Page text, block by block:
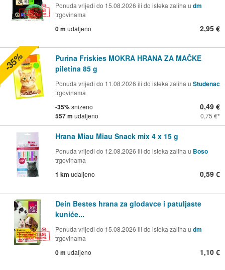
Ponuda vrijedi do 15.08.2026 ili do isteka zaliha u dm
trgovinama
0 m udaljeno 2,95 €
Purina Friskies MOKRA HRANA ZA MAČKE
piletina 85 g
Ponuda vrijedi do 11.08.2026 ili do isteka zaliha u Studenac
trgovinama
-35%sniženo
557 m udaljeno
0,49 €
0,75 €
-35%
Hrana Miau Miau Snack mix 4 x 15 g
Ponuda vrijedi do 12.08.2026 ili do isteka zaliha u Boso
trgovinama
1 km udaljeno 0,59 €
Dein Bestes hrana za glodavce i patuljaste
kuniće...
Ponuda vrijedi do 15.08.2026 ili do isteka zaliha u dm
trgovinama
0 m udaljeno 1,10 €